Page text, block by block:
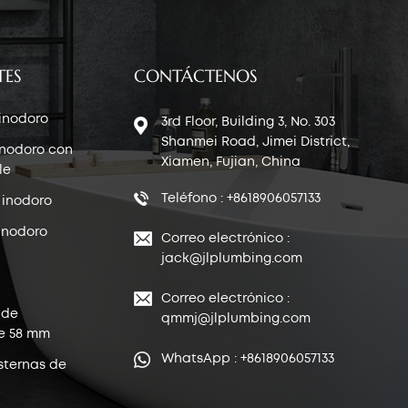
con
58 mm
de
CONTÁCTENOS
3rd Floor, Building 3, No. 303
Shanmei Road, Jimei District,
Xiamen, Fujian, China
Teléfono : +8618906057133
Correo electrónico :
jack@jlplumbing.com
Correo electrónico :
qmmj@jlplumbing.com
WhatsApp : +8618906057133